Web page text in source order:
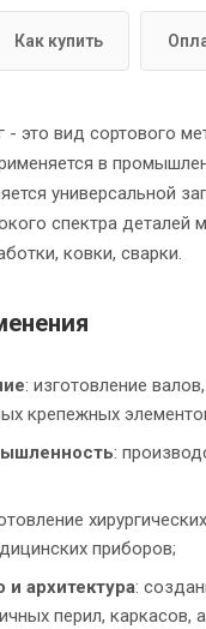
Как купить
это вид сортового
в
универсальной
спектра деталей
ковки, сварки.
: изготовление
крепежных
:
хирургических
приборов;
и архитектура:
перил, каркасов,